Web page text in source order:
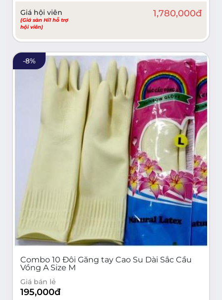
Giá hội viên
(Giá sàn Hi1 hỗ trợ
hội viên)
1,780,000đ
-8%
Combo 10 Đôi Găng tay Cao Su Dài Sắc Cầu
Vồng A Size M
Giá bán lẻ
195,000đ